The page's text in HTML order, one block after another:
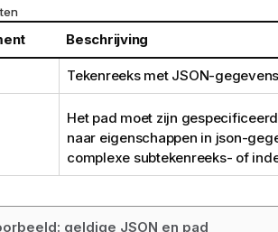
Beschrijving
Tekenreeks met JSON-
Het pad moet zijn
naar eigenschappen in json-
complexe subtekenreeks- of
geldige JSON en pad